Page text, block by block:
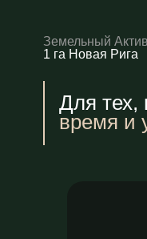
Земельный Актив
1 га Новая Рига
Для тех,
время и